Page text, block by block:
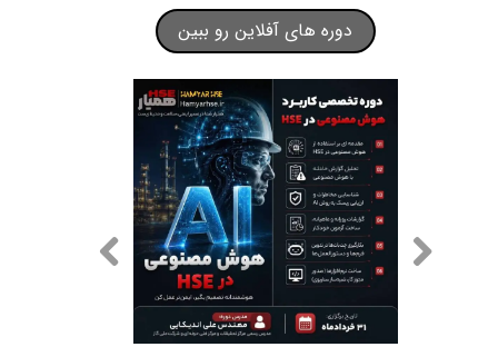
دوره های آفلاین رو ببین